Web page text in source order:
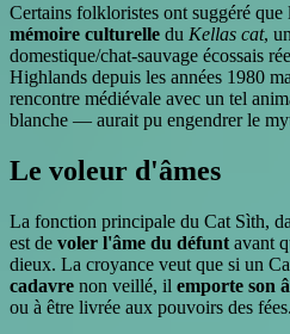
Certains folkloristes ont suggéré
mémoire culturelle du Kellas cat,
domestique/chat-sauvage écossais
Highlands depuis les années 1980
rencontre médiévale avec un tel
blanche — aurait pu engendrer le
Le voleur d'âmes
La fonction principale du Cat Sìth,
est de voler l'âme du défunt avant
dieux. La croyance veut que si un
cadavre non veillé, il emporte son
ou à être livrée aux pouvoirs des fées.